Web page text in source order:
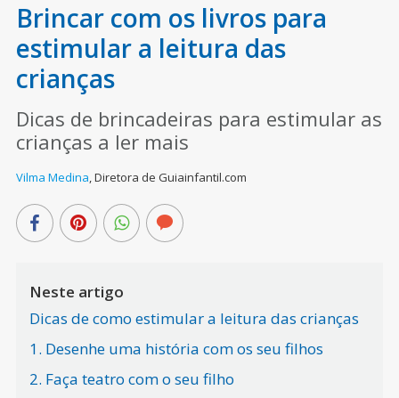
Brincar com os livros para
estimular a leitura das
crianças
Dicas de brincadeiras para estimular as
crianças a ler mais
Vilma Medina,Diretora de Guiainfantil.com
Neste artigo
Dicas de como estimular a leitura das crianças
1. Desenhe uma história com os seu filhos
2. Faça teatro com o seu filho